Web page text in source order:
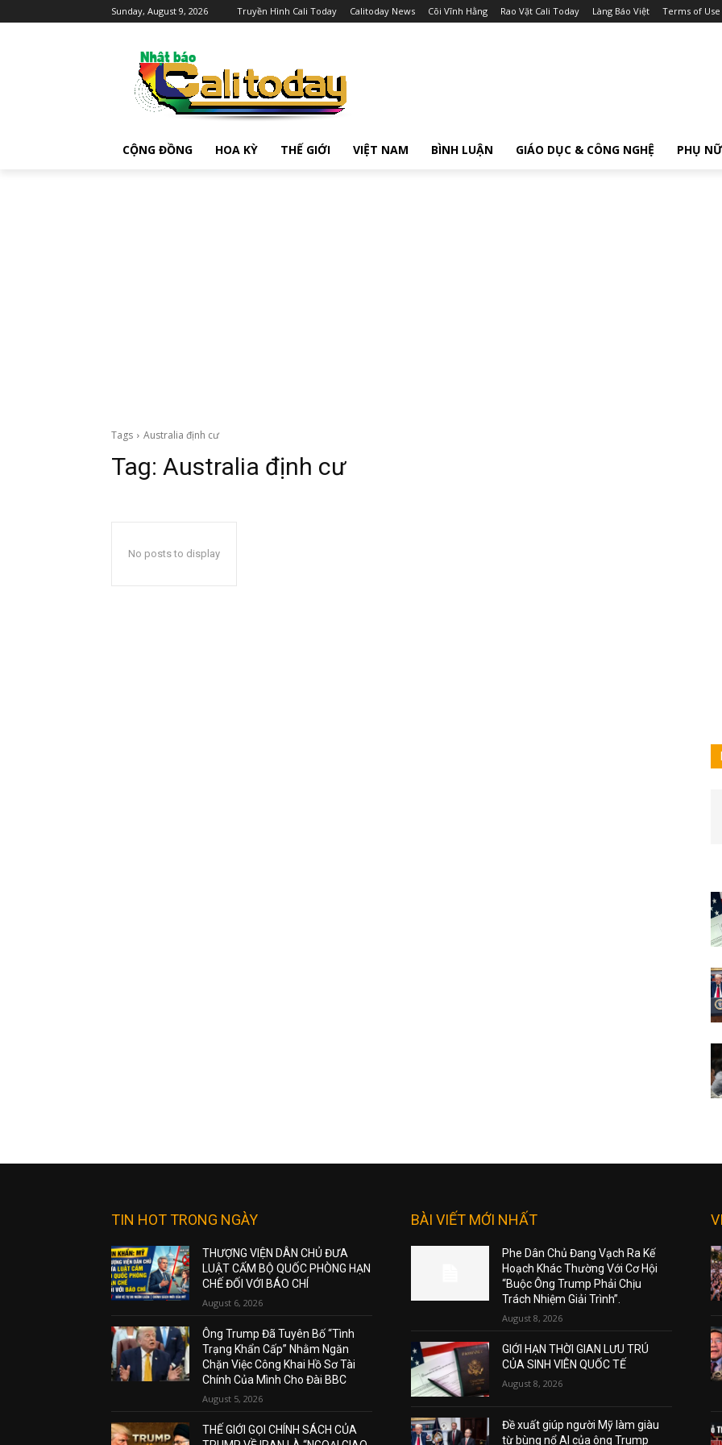
Sunday, August 9, 2026 Truyền Hình Cali Today Calitoday News Cõi Vĩnh Hằng Rao Vặt Cali Today Làng Báo Việt Terms of Use
CỘNG ĐỒNG HOA KỲ THẾ GIỚI VIỆT NAM BÌNH LUẬN GIÁO DỤC & CÔNG NGHỆ PHỤ NỮ
Tags Australia định cư
Tag: Australia định cư
No posts to display
TIN HOT TRONG NGÀY
THƯỢNG VIỆN DÂN CHỦ ĐƯA
LUẬT CẤM BỘ QUỐC PHÒNG HẠN
CHẾ ĐỐI VỚI BÁO CHÍ
August 6, 2026
Ông Trump Đã Tuyên Bố “Tình
Trạng Khẩn Cấp” Nhằm Ngăn
Chặn Việc Công Khai Hồ Sơ Tài
Chính Của Mình Cho Đài BBC
August 5, 2026
THẾ GIỚI GỌI CHÍNH SÁCH CỦA
BÀI VIẾT MỚI NHẤT
Phe Dân Chủ Đang Vạch Ra Kế
Hoạch Khác Thường Với Cơ Hội
“Buộc Ông Trump Phải Chịu
Trách Nhiệm Giải Trình”.
August 8, 2026
GIỚI HẠN THỜI GIAN LƯU TRÚ
CỦA SINH VIÊN QUỐC TẾ
August 8, 2026
Đề xuất giúp người Mỹ làm giàu
từ bùng nổ AI của ông Trump